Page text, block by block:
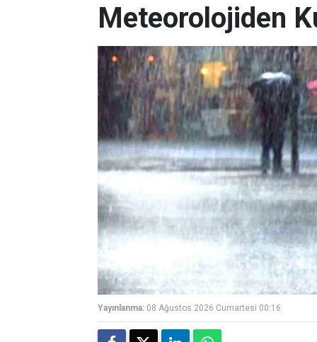
Meteorolojiden
Yayınlanma: 08 Ağustos 2026 Cumartesi 00:16